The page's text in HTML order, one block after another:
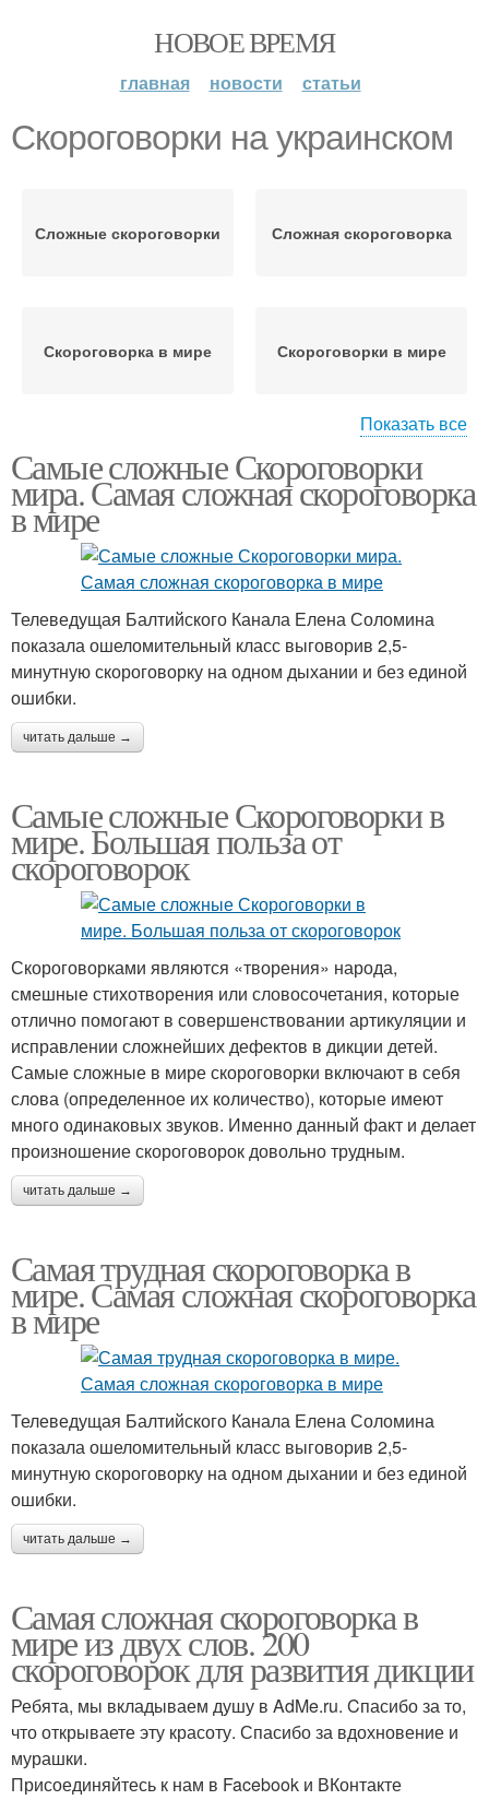
НОВОЕ ВРЕМЯ
главная новости статьи
Скороговорки на украинском
Сложные скороговорки Сложная скороговорка
Скороговорка в мире Скороговорки в мире
скороговорок
гиппопотама
Скороговорки для
Скороговорки на букву
Скороговорки с
шипящими звуками
Английские
скороговорки
Скороговорки с
переводом
Редкая скороговорка Жёсткая скороговорка
Скороговорки для
развития
Трудная скороговорка
Скороговорка для
развития
Логопедические
Показать все
Самые сложные Скороговорки
мира. Самая сложная скороговорка
в мире
Телеведущая Балтийского Канала Елена Соломина
показала ошеломительный класс выговорив 2,5-
минутную скороговорку на одном дыхании и без единой
ошибки.
читать дальше →
Самые сложные Скороговорки в
мире. Большая польза от
скороговорок
Скороговорками являются «творения» народа,
смешные стихотворения или словосочетания, которые
отлично помогают в совершенствовании артикуляции и
исправлении сложнейших дефектов в дикции детей.
Самые сложные в мире скороговорки включают в себя
слова (определенное их количество), которые имеют
много одинаковых звуков. Именно данный факт и делает
произношение скороговорок довольно трудным.
читать дальше →
Самая трудная скороговорка в
мире. Самая сложная скороговорка
в мире
Телеведущая Балтийского Канала Елена Соломина
показала ошеломительный класс выговорив 2,5-
минутную скороговорку на одном дыхании и без единой
ошибки.
читать дальше →
Самая сложная скороговорка в
мире из двух слов. 200
скороговорок для развития дикции
Ребята, мы вкладываем душу в AdMe.ru. Cпасибо за то,
что открываете эту красоту. Спасибо за вдохновение и
мурашки.
Присоединяйтесь к нам в Facebook и ВКонтакте